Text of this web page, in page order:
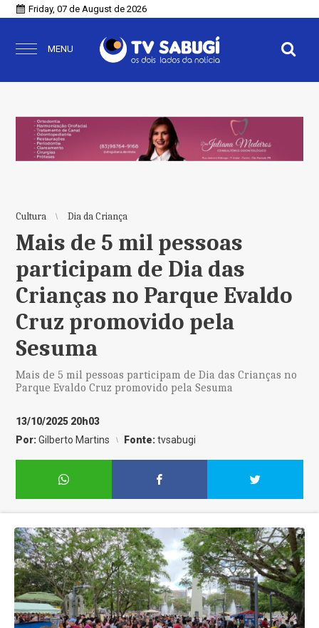
Friday, 07 de August de 2026
MENU
Cultura Dia da Criança
Mais de 5 mil pessoas
participam de Dia das
Crianças no Parque Evaldo
Cruz promovido pela
Sesuma
Mais de 5 mil pessoas participam de Dia das Crianças no
Parque Evaldo Cruz promovido pela Sesuma
13/10/2025 20h03
Por:Gilberto Martins Fonte:tvsabugi